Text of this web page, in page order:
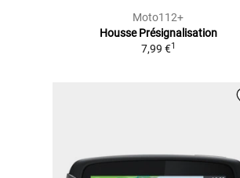
Moto112+
Housse Présignalisation
7,99 €1